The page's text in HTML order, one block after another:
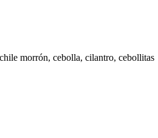
morrón, cebolla, cilantro, cebollitas